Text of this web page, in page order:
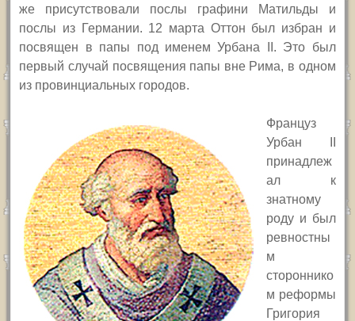
же присутствовали послы графини Матильды и
послы из Германии. 12 марта Оттон был избран и
посвящен в папы под именем Урбана
II. Это был
первый случай посвящения папы вне Рима, в одном
из провинциальных городов.
Француз
Урбан
принадлеж
ал к
знатному
роду и был
ревностны
м
стороннико
м реформы
Григория